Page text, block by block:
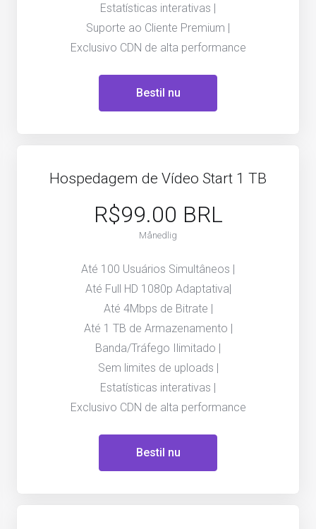
Estatísticas interativas |
Suporte ao Cliente Premium |
Exclusivo CDN de alta performance
Bestil nu
Hospedagem de Vídeo Start 1 TB
R$99.00 BRL
Månedlig
Até 100 Usuários Simultâneos |
Até Full HD 1080p Adaptativa|
Até 4Mbps de Bitrate |
Até 1 TB de Armazenamento |
Banda/Tráfego Ilimitado |
Sem limites de uploads |
Estatísticas interativas |
Exclusivo CDN de alta performance
Bestil nu